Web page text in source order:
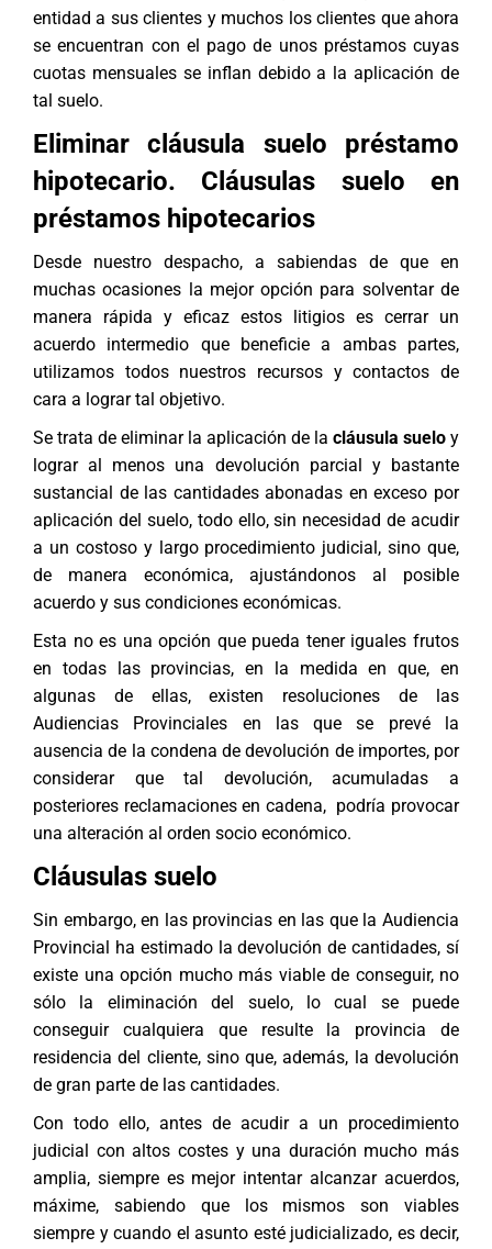
entidad a sus clientes y muchos los clientes que ahora
se encuentran con el pago de unos préstamos cuyas
cuotas mensuales se inflan debido a la aplicación de
tal suelo.
Eliminar cláusula suelo préstamo
hipotecario. Cláusulas suelo en
préstamos hipotecarios
Desde nuestro despacho, a sabiendas de que en
muchas ocasiones la mejor opción para solventar de
manera rápida y eficaz estos litigios es cerrar un
acuerdo intermedio que beneficie a ambas partes,
utilizamos todos nuestros recursos y contactos de
cara a lograr tal objetivo.
Se trata de eliminar la aplicación de la cláusula suelo y
lograr al menos una devolución parcial y bastante
sustancial de las cantidades abonadas en exceso por
aplicación del suelo, todo ello, sin necesidad de acudir
a un costoso y largo procedimiento judicial, sino que,
de manera económica, ajustándonos al posible
acuerdo y sus condiciones económicas.
Esta no es una opción que pueda tener iguales frutos
en todas las provincias, en la medida en que, en
algunas de ellas, existen resoluciones de las
Audiencias Provinciales en las que se prevé la
ausencia de la condena de devolución de importes, por
considerar que tal devolución, acumuladas a
posteriores reclamaciones en cadena, podría provocar
una alteración al orden socio económico.
Cláusulas suelo
Sin embargo, en las provincias en las que la Audiencia
Provincial ha estimado la devolución de cantidades, sí
existe una opción mucho más viable de conseguir, no
sólo la eliminación del suelo, lo cual se puede
conseguir cualquiera que resulte la provincia de
residencia del cliente, sino que, además, la devolución
de gran parte de las cantidades.
Con todo ello, antes de acudir a un procedimiento
judicial con altos costes y una duración mucho más
amplia, siempre es mejor intentar alcanzar acuerdos,
máxime, sabiendo que los mismos son viables
siempre y cuando el asunto esté judicializado, es decir,